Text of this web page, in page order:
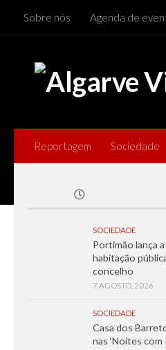
Skip to content
Sobre nós Agenda de
Reportagem Sociedade
SOCIEDADE
Portimão lança
habitação
concelho
7 AGOSTO, 2026
SOCIEDADE
Casa dos
nas ‘Noites com